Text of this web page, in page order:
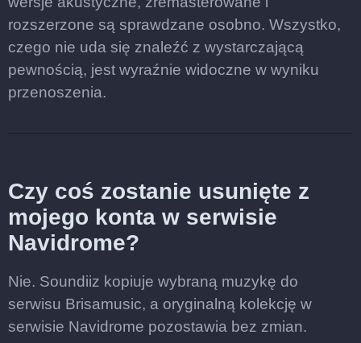
rozszerzone są sprawdzane osobno. Wszystko,
czego nie uda się znaleźć z wystarczającą
pewnością, jest wyraźnie widoczne w wyniku
przenoszenia.
Czy coś zostanie usunięte z
mojego konta w serwisie
Navidrome?
Nie. Soundiiz kopiuje wybraną muzykę do
serwisu Brisamusic, a oryginalną kolekcję w
serwisie Navidrome pozostawia bez zmian.